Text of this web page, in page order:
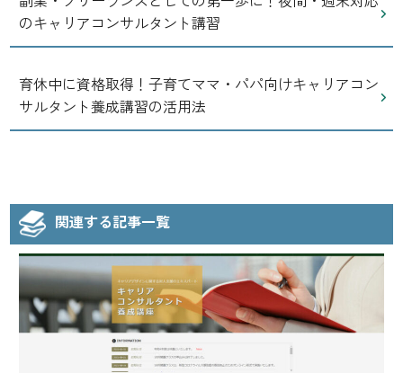
のキャリアコンサルタント講習
育休中に資格取得！子育てママ・パパ向けキャリアコン
サルタント養成講習の活用法
関連する記事一覧